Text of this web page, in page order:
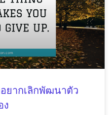
อยากเลิกพัฒนาตัว
ง